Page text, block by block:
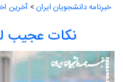
خبرنامه دانشجویان ایران> آخرین
نکات عجیب